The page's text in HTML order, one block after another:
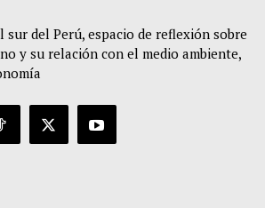
del Perú, espacio de reflexión sobre
y su relación con el medio ambiente,